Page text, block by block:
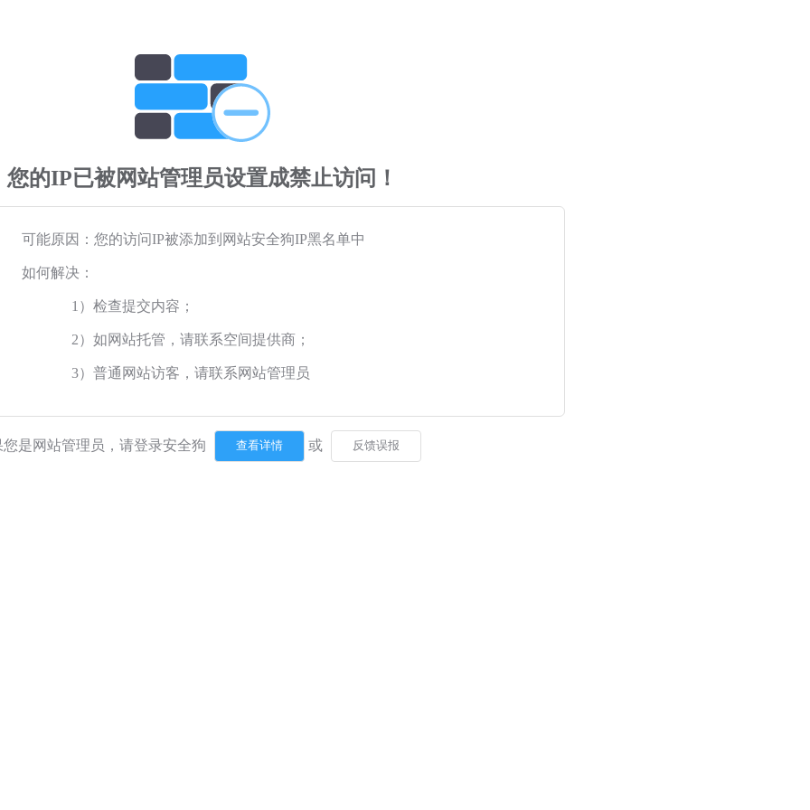
您的IP已被网站管理员设置成禁止访问！
可能原因：您的访问IP被添加到网站安全狗IP黑名单中
如何解决：
1）检查提交内容；
2）如网站托管，请联系空间提供商；
3）普通网站访客，请联系网站管理员
您是网站管理员，请登录安全狗 或